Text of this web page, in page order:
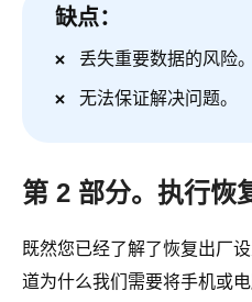
缺点：
丢失重要数据的风险。
无法保证解决问题。
第 2 部分。执行恢
既然您已经了解了恢复出厂
道为什么我们需要将手机或